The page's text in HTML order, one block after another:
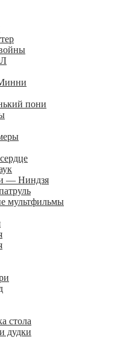
пони
— Ниндзя
мультфильмы
стола
дудки